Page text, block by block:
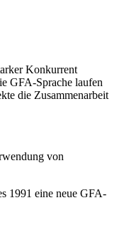
Konkurrent
GFA-Sprache laufen
die Zusammenarbeit
von
1991 eine neue GFA-